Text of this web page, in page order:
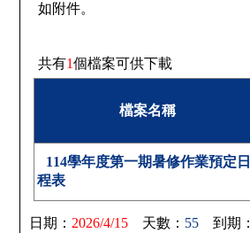
如附件。
共有1個檔案可供下載
檔案名稱
114學年度第一期暑修作業預定日
程表
日期： 2026/4/15 天數： 55 到期：